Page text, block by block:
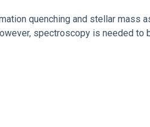
quenching and stellar mass
spectroscopy is needed to